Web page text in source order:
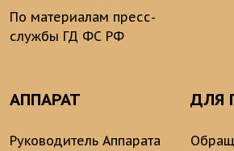
По материалам пресс-
службы ГД ФС РФ
АППАРАТ
Руководитель Аппарата
ДЛЯ